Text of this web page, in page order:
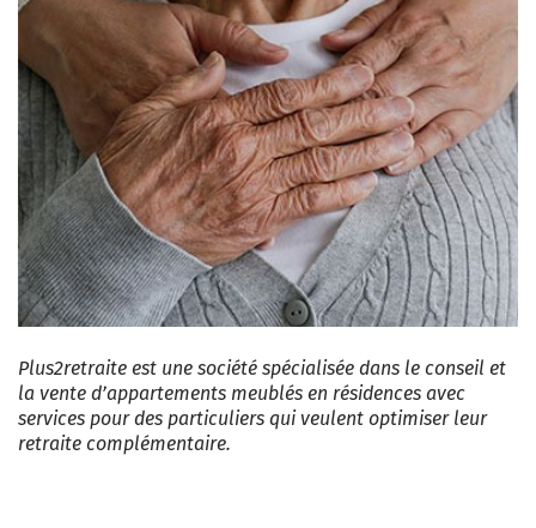
Plus2retraite est une société spécialisée dans le conseil et
la vente d’appartements meublés en résidences avec
services pour des particuliers qui veulent optimiser leur
retraite complémentaire.